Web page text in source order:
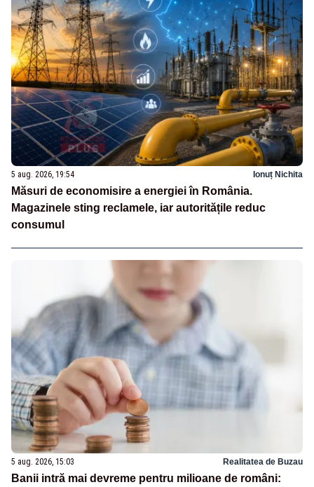
5 aug. 2026, 19:54 Ionuț Nichita
Măsuri de economisire a energiei în România.
Magazinele sting reclamele, iar autoritățile reduc
consumul
5 aug. 2026, 15:03 Realitatea de Buzau
Banii intră mai devreme pentru milioane de români: